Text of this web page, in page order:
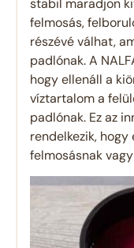
stabil maradjon
felmosás,
részévé válhat,
padlónak. A
hogy ellenáll a
víztartalom a
padlónak. Ez az
rendelkezik,
felmosásnak